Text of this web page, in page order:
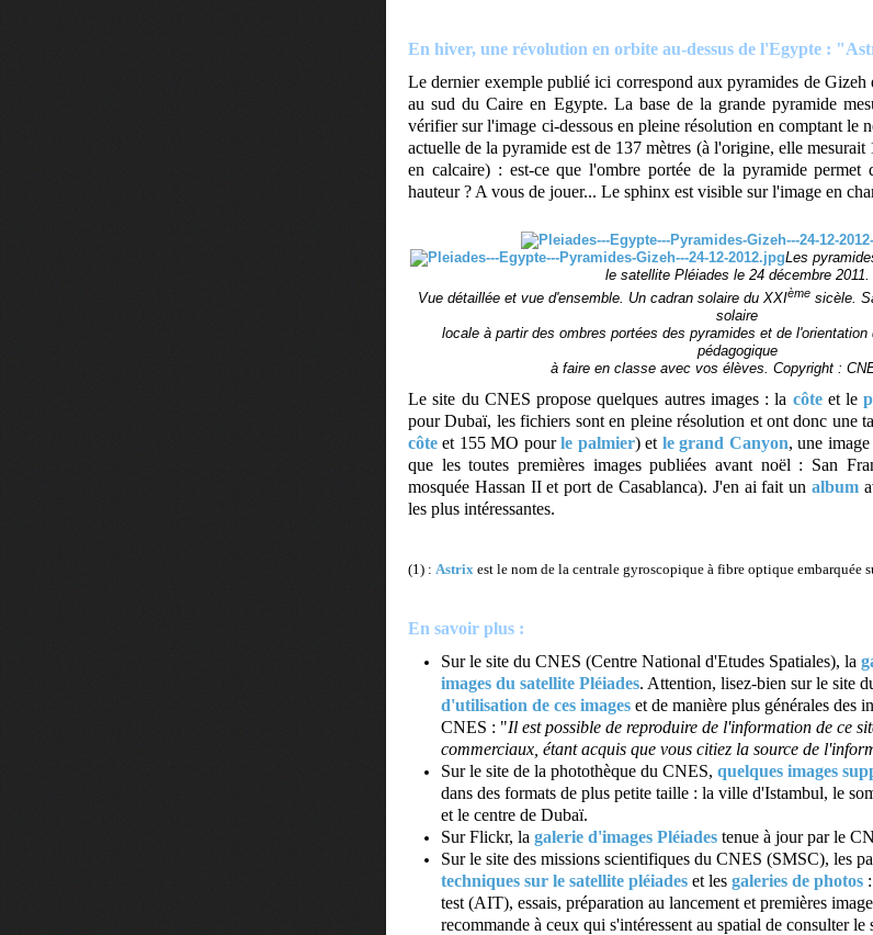
En hiver, une révolution en orbite au-dessus de l'Egypte :
Le dernier exemple publié ici correspond aux pyramides de Gizeh
au sud du Caire en Egypte. La base de la grande pyramide
vérifier sur l'image ci-dessous en pleine résolution en comptant le
actuelle de la pyramide est de 137 mètres (à l'origine, elle mesurait
en calcaire) : est-ce que l'ombre portée de la pyramide permet
hauteur ? A vous de jouer... Le sphinx est visible sur l'image en
Les
le satellite Pléiades le 24 décembre 2011.
Vue détaillée et vue d'ensemble. Un cadran solaire du XXIèmesicèle.
solaire
locale à partir des ombres portées des pyramides et de
pédagogique
à faire en classe avec vos élèves. Copyright :
Le site du CNES propose quelques autres images : la côteet le
pour Dubaï, les fichiers sont en pleine résolution et ont donc une
côte et 155 MO pourle palmier) et le grand Canyon, une
que les toutes premières images publiées avant noël : San
mosquée Hassan II et port de Casablanca). J'en ai fait un album
les plus intéressantes.
(1) : Astrix est le nom de la centrale gyroscopique à fibre optique embarquée
En savoir plus :
Sur le site du CNES (Centre National d'Etudes Spatiales), la
images du satellite Pléiades. Attention, lisez-bien sur le site
d'utilisation de ces images et de manière plus générales des
CNES : "Il est possible de reproduire de l'information de ce
commerciaux, étant acquis que vous citiez la source de
Sur le site de la photothèque du CNES, quelques images
dans des formats de plus petite taille : la ville d'Istambul, le
et le centre de Dubaï.
Sur Flickr, la galerie d'images Pléiades tenue à jour par le
Sur le site des missions scientifiques du CNES (SMSC), les
techniques sur le satellite pléiades et les galeries de photos
test (AIT), essais, préparation au lancement et premières
recommande à ceux qui s'intéressent au spatial de consulter le